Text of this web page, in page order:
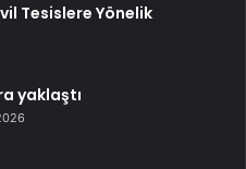
Tesislere Yönelik
yaklaştı